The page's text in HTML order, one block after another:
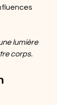
lumière
corps.